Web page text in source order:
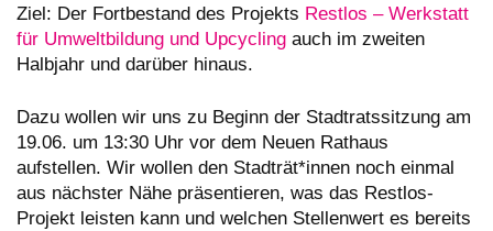
Ziel: Der Fortbestand des Projekts Restlos – Werkstatt
für Umweltbildung und Upcycling auch im zweiten
Halbjahr und darüber hinaus.
Dazu wollen wir uns zu Beginn der Stadtratssitzung am
19.06. um 13:30 Uhr vor dem Neuen Rathaus
aufstellen. Wir wollen den Stadträt*innen noch einmal
aus nächster Nähe präsentieren, was das Restlos-
Projekt leisten kann und welchen Stellenwert es bereits